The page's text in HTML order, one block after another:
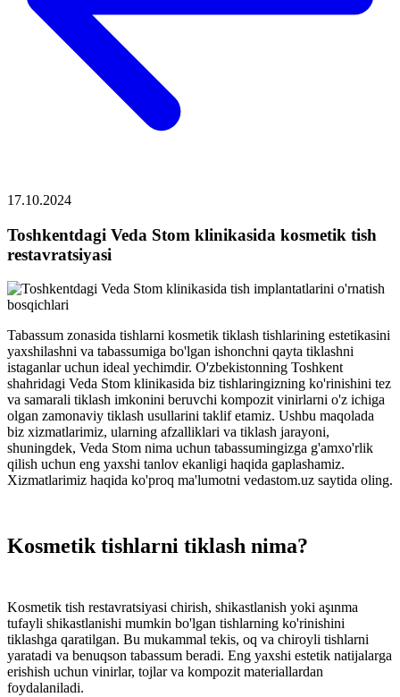
17.10.2024
Toshkentdagi Veda Stom klinikasida kosmetik tish
restavratsiyasi
Tabassum zonasida tishlarni kosmetik tiklash tishlarining estetikasini
yaxshilashni va tabassumiga bo'lgan ishonchni qayta tiklashni
istaganlar uchun ideal yechimdir. O'zbekistonning Toshkent
shahridagi Veda Stom klinikasida biz tishlaringizning ko'rinishini tez
va samarali tiklash imkonini beruvchi kompozit vinirlarni o'z ichiga
olgan zamonaviy tiklash usullarini taklif etamiz. Ushbu maqolada
biz xizmatlarimiz, ularning afzalliklari va tiklash jarayoni,
shuningdek, Veda Stom nima uchun tabassumingizga g'amxo'rlik
qilish uchun eng yaxshi tanlov ekanligi haqida gaplashamiz.
Xizmatlarimiz haqida ko'proq ma'lumotni vedastom.uz saytida oling.
Kosmetik tishlarni tiklash nima?
Kosmetik tish restavratsiyasi chirish, shikastlanish yoki aşınma
tufayli shikastlanishi mumkin bo'lgan tishlarning ko'rinishini
tiklashga qaratilgan. Bu mukammal tekis, oq va chiroyli tishlarni
yaratadi va benuqson tabassum beradi. Eng yaxshi estetik natijalarga
erishish uchun vinirlar, tojlar va kompozit materiallardan
foydalaniladi.